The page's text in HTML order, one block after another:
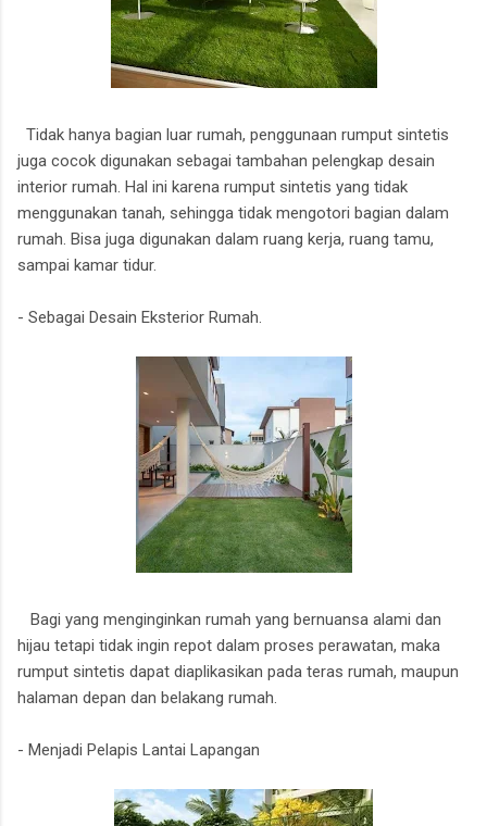
Tidak hanya bagian luar rumah, penggunaan rumput sintetis
juga cocok digunakan sebagai tambahan pelengkap desain
interior rumah. Hal ini karena rumput sintetis yang tidak
menggunakan tanah, sehingga tidak mengotori bagian dalam
rumah. Bisa juga digunakan dalam ruang kerja, ruang tamu,
sampai kamar tidur.
- Sebagai Desain Eksterior Rumah.
Bagi yang menginginkan rumah yang bernuansa alami dan
hijau tetapi tidak ingin repot dalam proses perawatan, maka
rumput sintetis dapat diaplikasikan pada teras rumah, maupun
halaman depan dan belakang rumah.
- Menjadi Pelapis Lantai Lapangan